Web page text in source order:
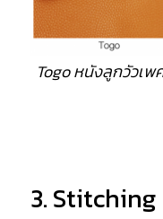
Togo หนังลูกวัวเพ
3. Stitching